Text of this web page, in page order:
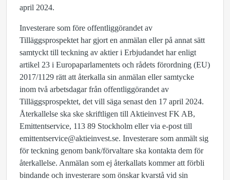
april 2024.
Investerare som före offentliggörandet av
Tilläggsprospektet har gjort en anmälan eller på annat sätt
samtyckt till teckning av aktier i Erbjudandet har enligt
artikel 23 i Europaparlamentets och rådets förordning (EU)
2017/1129 rätt att återkalla sin anmälan eller samtycke
inom två arbetsdagar från offentliggörandet av
Tilläggsprospektet, det vill säga senast den 17 april 2024.
Återkallelse ska ske skriftligen till Aktieinvest FK AB,
Emittentservice, 113 89 Stockholm eller via e-post till
emittentservice@aktieinvest.se. Investerare som anmält sig
för teckning genom bank/förvaltare ska kontakta dem för
återkallelse. Anmälan som ej återkallats kommer att förbli
bindande och investerare som önskar kvarstå vid sin